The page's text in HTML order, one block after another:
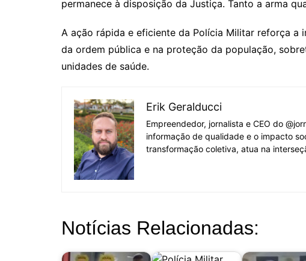
permanece à disposição da Justiça. Tanto a arma
A ação rápida e eficiente da Polícia Militar reforça a
da ordem pública e na proteção da população,
unidades de saúde.
Erik Geralducci
Empreendedor, jornalista e CEO do
informação de qualidade e o impacto
transformação coletiva, atua na
Notícias Relacionadas: